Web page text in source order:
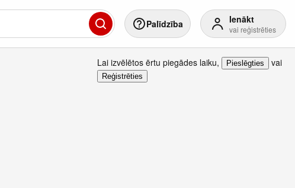
Palīdzība Ienākt
vai reģistrēties
Lai izvēlētos ērtu piegādes laiku, Pieslēgties vai
Reģistrēties